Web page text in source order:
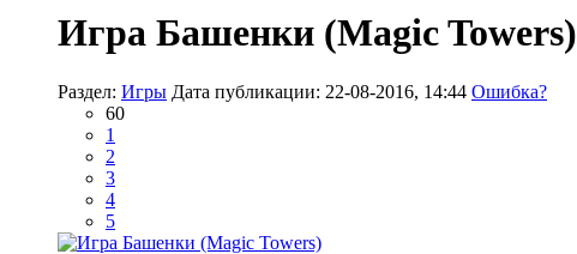
Игра Башенки (Magic Towers)
Раздел: Игры Дата публикации: 22-08-2016, 14:44 Ошибка?
60
1
2
3
4
5